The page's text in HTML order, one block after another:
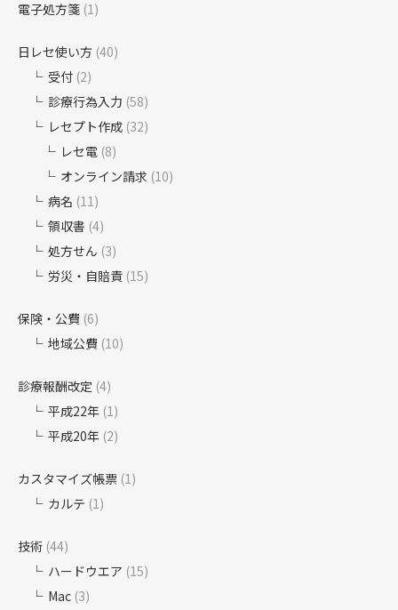
電子処方箋 (1)
日レセ使い方 (40)
受付 (2)
診療行為入力 (58)
レセプト作成 (32)
レセ電 (8)
オンライン請求 (10)
病名 (11)
領収書 (4)
処方せん (3)
労災・自賠責 (15)
保険・公費 (6)
地域公費 (10)
診療報酬改定 (4)
平成22年 (1)
平成20年 (2)
カスタマイズ帳票 (1)
カルテ (1)
技術 (44)
ハードウエア (15)
Mac (3)